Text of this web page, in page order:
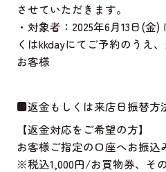
させていただきます。
・対象者：2025年6月13日(金
くはkkdayにてご予約のうえ
お客様
■返金もしくは来店日振替方
【返金対応をご希望の方】
お客様ご指定の口座へお振込
※税込1,000円/お買物券、そ